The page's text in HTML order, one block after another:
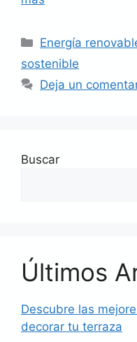
Categorías
Energía
sostenible
Deja un
Buscar
Últimos
Descubre las
decorar tu terraza